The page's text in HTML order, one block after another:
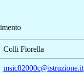
Colli Fiorella
msic82000c@istruzione.it